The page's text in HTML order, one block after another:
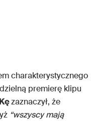
charakterystycznego
premierę klipu
zaznaczył, że
“wszyscy mają